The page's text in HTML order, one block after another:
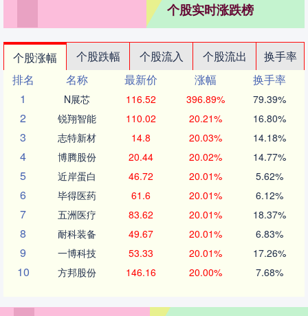
个股实时涨跌榜
个股涨幅 个股跌幅 个股流入 个股流出
换手率
排名
名称 最新价 涨幅
换手率
1
N展芯 116.52 396.89% 79.39%
2 锐翔智能 110.02 20.21% 16.80%
3 志特新材 14.8 20.03% 14.18%
4 博腾股份 20.44 20.02% 14.77%
5 近岸蛋白 46.72 20.01% 5.62%
6 毕得医药 61.6 20.01% 6.12%
7 五洲医疗 83.62 20.01% 18.37%
8 耐科装备 49.67 20.01% 6.83%
9 一博科技 53.33 20.01% 17.26%
10 方邦股份 146.16 20.00% 7.68%